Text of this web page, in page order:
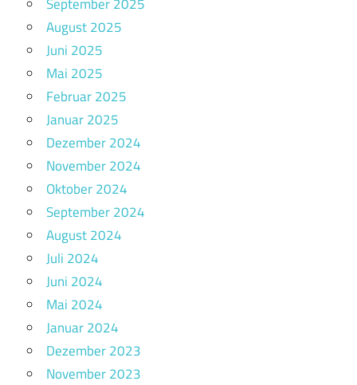
August 2025
Juni 2025
Mai 2025
Februar 2025
Januar 2025
Dezember 2024
November 2024
Oktober 2024
September 2024
August 2024
Juli 2024
Juni 2024
Mai 2024
Januar 2024
Dezember 2023
November 2023